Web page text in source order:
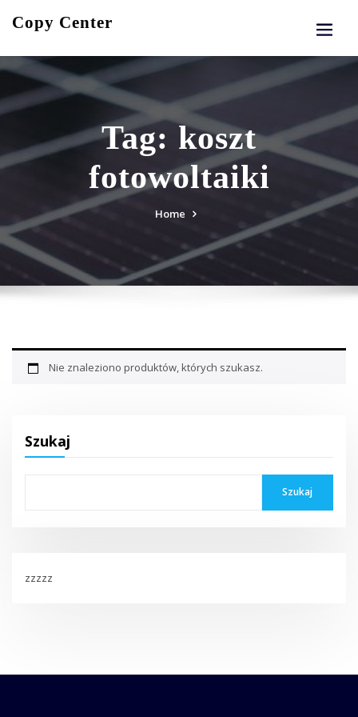
Copy Center
Tag: koszt
fotowoltaiki
Home
Nie znaleziono produktów, których szukasz.
Szukaj
Szukaj
zzzzz